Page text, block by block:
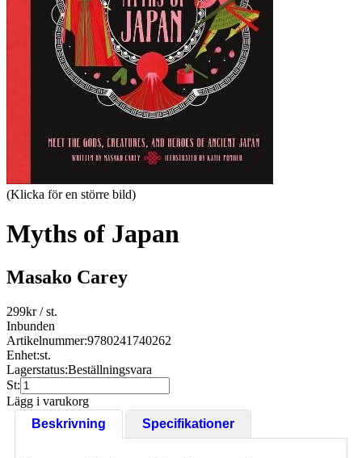
(Klicka för en större bild)
Myths of Japan
Masako Carey
299kr/ st.
Inbunden
Artikelnummer:9780241740262
Enhet:st.
Lagerstatus:Beställningsvara
St:
Lägg i varukorg
Beskrivning
Specifikationer